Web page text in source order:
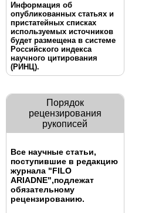
Информация об
опубликованных статьях и
пристатейных списках
используемых источников
будет размещена в системе
Российского индекса
научного цитирования
(РИНЦ).
Порядок
рецензирования
рукописей
Все научные статьи,
поступившие в редакцию
журнала "FILO
ARIADNE",подлежат
обязательному
рецензированию.